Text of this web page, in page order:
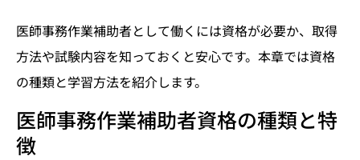
医師事務作業補助者として働くには資格が必要か、取得
方法や試験内容を知っておくと安心です。本章では資格
の種類と学習方法を紹介します。
医師事務作業補助者資格の種類と特
徴